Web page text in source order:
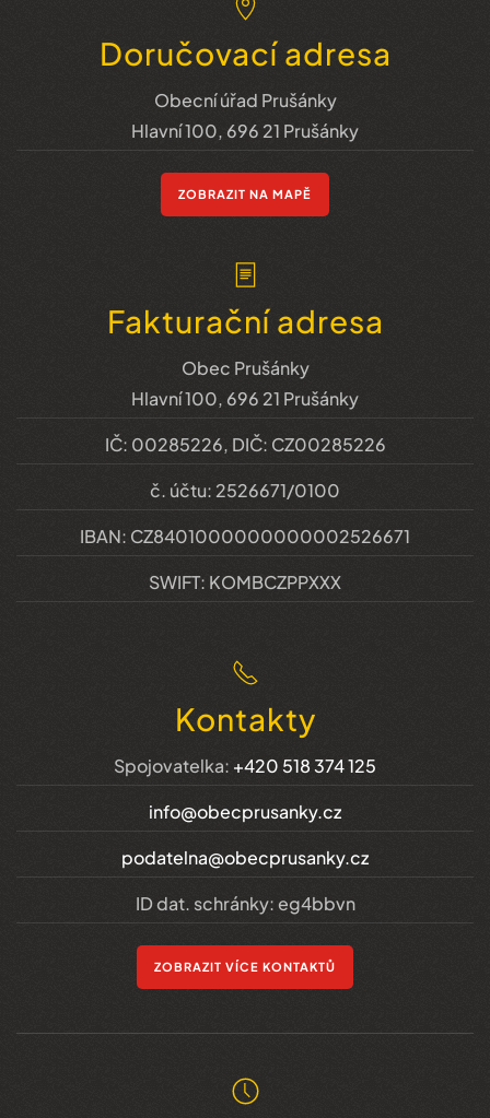
Doručovací adresa
Obecní úřad Prušánky
Hlavní 100, 696 21 Prušánky
ZOBRAZIT NA MAPĚ
Fakturační adresa
Obec Prušánky
Hlavní 100, 696 21 Prušánky
IČ: 00285226, DIČ: CZ00285226
č. účtu: 2526671/0100
IBAN: CZ8401000000000002526671
SWIFT: KOMBCZPPXXX
Kontakty
Spojovatelka: +420 518 374 125
info@obecprusanky.cz
podatelna@obecprusanky.cz
ID dat. schránky: eg4bbvn
ZOBRAZIT VÍCE KONTAKTŮ